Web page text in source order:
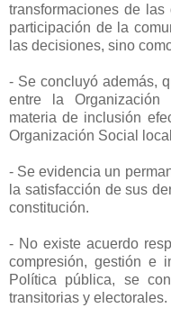
transformaciones de
participación de la
las decisiones, sino
- Se concluyó además,
entre la
materia de inclusión
Organización Social
- Se evidencia un
la satisfacción de sus
constitución.
- No existe acuerdo
compresión, gestión e
Política pública, se
transitorias y electorales.